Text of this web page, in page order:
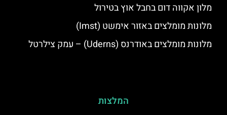
מלון אקווה דום בחבל אוץ בטירול
מלונות מומלצים באזור אימשט (Imst)
מלונות מומלצים באודרנס (Uderns) – עמק צילרטל
המלצות